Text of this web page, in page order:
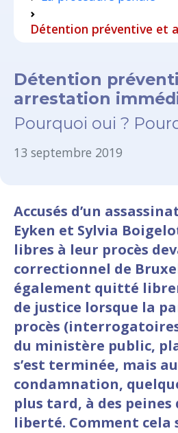
Détention préventive et
Détention
arrestation
Pourquoi oui ?
13 septembre 2019
Accusés d’un
Eyken et Sylvia
libres à leur procès
correctionnel de
également quitté
de justice lorsque la
procès
du ministère public,
s’est terminée, mais
condamnation,
plus tard, à des
liberté. Comment cela